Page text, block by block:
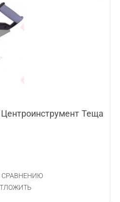
Теща
СРАВНЕНИЮ